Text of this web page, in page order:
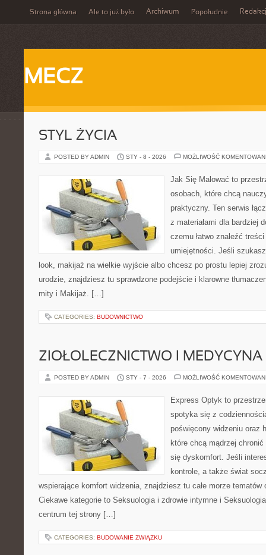
Strona główna Ale to już było Archiwum Popołudnie
MECZ
STYL ŻYCIA
POSTED BY ADMIN STY - 8 - 2026 MOŻLIWOŚĆ
Jak Się Malować to
osobach, które chcą
praktyczny. Ten serwis
z materiałami dla bardziej
czemu łatwo znaleźć
umiejętności. Jeśli
look, makijaż na wielkie wyjście albo chcesz po prostu lepiej
urodzie, znajdziesz tu sprawdzone podejście i klarowne
mity i Makijaż. […]
CATEGORIES: BUDOWNICTWO
ZIOŁOLECZNICTWO I
POSTED BY ADMIN STY - 7 - 2026 MOŻLIWOŚĆ
Express Optyk to
spotyka się z
poświęcony widzeniu oraz
które chcą mądrzej
się dyskomfort. Jeśli
kontrole, a także świat
wspierające komfort widzenia, znajdziesz tu całe morze tematów
Ciekawe kategorie to Seksuologia i zdrowie intymne i
centrum tej strony […]
CATEGORIES: BUDOWANIE ZWIĄZKU